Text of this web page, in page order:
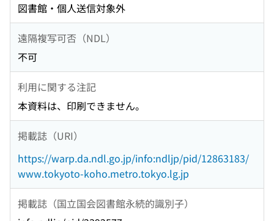
図書館・個人送信対象外
遠隔複写可否（NDL）
不可
利用に関する注記
本資料は、印刷できません。
掲載誌（URI）
https://warp.da.ndl.go.jp/info:ndljp/pid/12863183/
www.tokyoto-koho.metro.tokyo.lg.jp
掲載誌（国立国会図書館永続的識別子）